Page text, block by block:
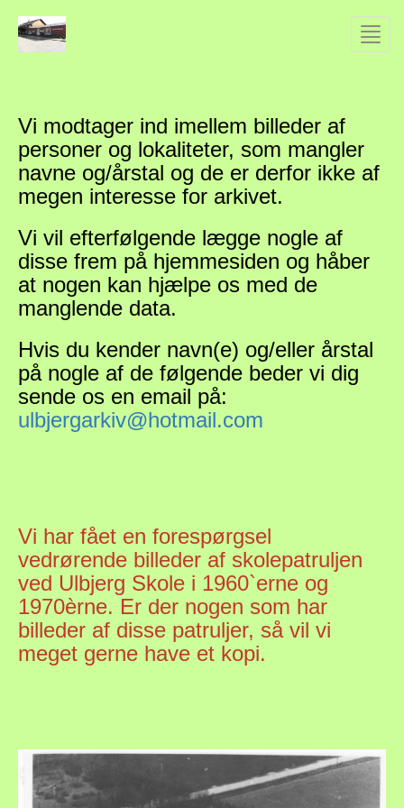
Vi modtager ind imellem billeder af
personer og lokaliteter, som mangler
navne og/årstal og de er derfor ikke af
megen interesse for arkivet.
Vi vil efterfølgende lægge nogle af
disse frem på hjemmesiden og håber
at nogen kan hjælpe os med de
manglende data.
Hvis du kender navn(e) og/eller årstal
på nogle af de følgende beder vi dig
sende os en email på:
ulbjergarkiv@hotmail.com
Vi har fået en forespørgsel
vedrørende billeder af skolepatruljen
ved Ulbjerg Skole i 1960`erne og
1970èrne. Er der nogen som har
billeder af disse patruljer, så vil vi
meget gerne have et kopi.